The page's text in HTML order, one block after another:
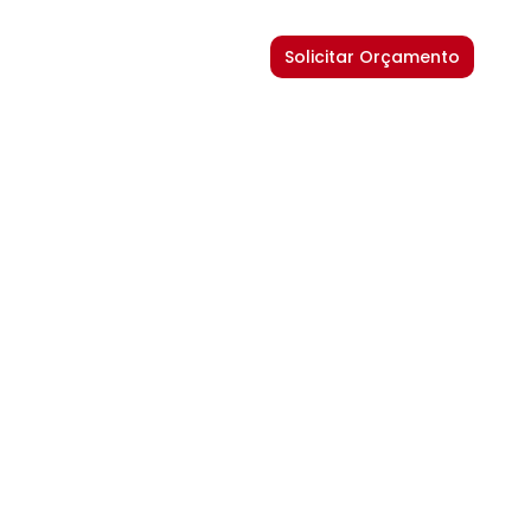
Solicitar Orçamento